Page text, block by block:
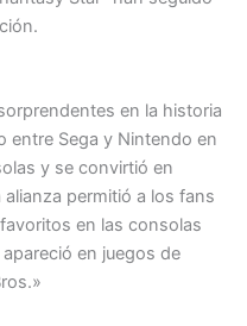
en la historia
entre Sega y Nintendo en
y se convirtió en
permitió a los fans
en las consolas
en juegos de